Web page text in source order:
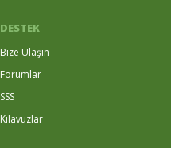
DESTEK
Bize Ulaşın
Forumlar
SSS
Kılavuzlar